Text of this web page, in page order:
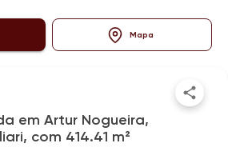
Mapa
em Artur Nogueira,
com 414.41 m²